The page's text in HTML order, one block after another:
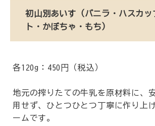
初山別あいす（バニラ・ハスカッ
ト・かぼちゃ・もち）
各120g：450円（税込）
地元の搾りたての牛乳を原材料に、
用せず、ひとつひとつ丁寧に作り上
ームです。